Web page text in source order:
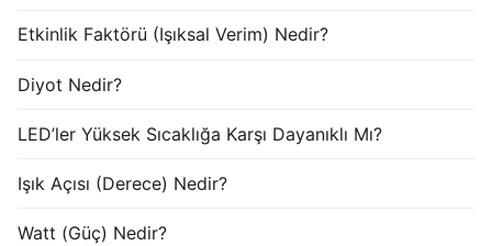
Etkinlik Faktörü (Işıksal Verim) Nedir?
Diyot Nedir?
LED’ler Yüksek Sıcaklığa Karşı Dayanıklı Mı?
Işık Açısı (Derece) Nedir?
Watt (Güç) Nedir?